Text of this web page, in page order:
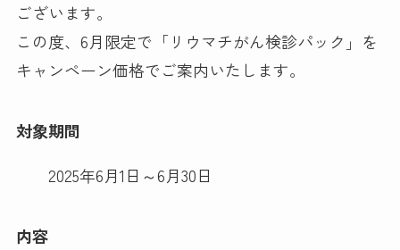
ございます。
この度、6月限定で「リウマチがん検診パック」を
キャンペーン価格でご案内いたします。
対象期間
2025年6月1日～6月30日
内容